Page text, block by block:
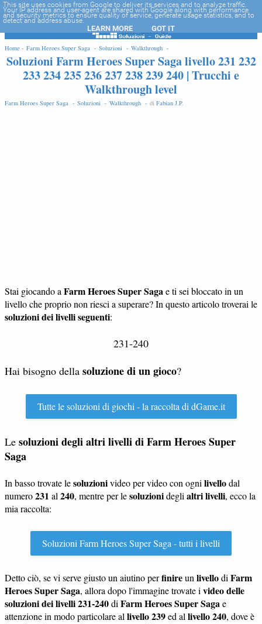
-->
Home - Farm Heroes Super Saga - Soluzioni - Walkthrough -
Soluzioni Farm Heroes Super Saga livello 231 232
233 234 235 236 237 238 239 240 | Trucchi e
Walkthrough level
Farm Heroes Super Saga - Soluzioni - Walkthrough - di Fabian J.P.
Stai giocando a Farm Heroes Super Sagae ti sei bloccato in un
livello che proprio non riesci a superare? In questo articolo troverai le
soluzioni dei livelli seguenti:
231-240
Hai bisogno della soluzione di un gioco?
Tutte le soluzioni di giochi - la raccolta di dGame.it
Le soluzioni degli altri livelli di Farm Heroes Super
Saga
In basso trovate lesoluzionivideo per video con ogni livellodal
numero231 al 240, mentre per lesoluzionidegli altri livelli, ecco la
mia raccolta:
Soluzioni Farm Heroes Super Saga - tutti i livelli
Detto ciò, se vi serve giusto un aiutino perfinireun livellodi Farm
Heroes Super Saga, allora dopo l'immagine trovate i video delle
soluzioni dei livelli 231-240di Farm Heroes Super Sagae
attenzione in modo particolare al livello 239ed al livello 240, dove è
EDIT
This site uses cookies from Google to deliver its services and to analyze traffic.
Your IP address and user-agent are shared with Google along with performance
and security metrics to ensure quality of service, generate usage statistics, and to
detect and address abuse.
LEARN MORE GOT IT